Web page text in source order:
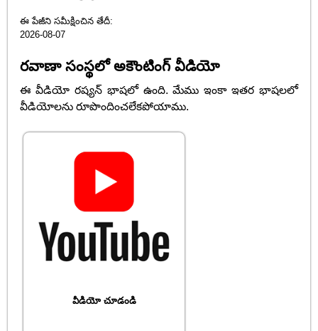
ఈ పేజీని సమీక్షించిన తేదీ:
2026-08-07
రవాణా సంస్థలో అకౌంటింగ్ వీడియో
ఈ వీడియో రష్యన్ భాషలో ఉంది. మేము ఇంకా ఇతర భాషలలో
వీడియోలను రూపొందించలేకపోయాము.
వీడియో చూడండి